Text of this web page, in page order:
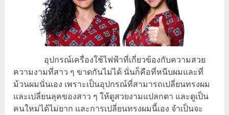
อุปกรณ์เครื่องใช้ไฟฟ้าที่เกี่ยวข้องกับความสวย
ความงามที่สาว ๆ ขาดกันไม่ได้ นั่นก็คือที่หนีบผมและที่
ม้วนผมนั่นเอง เพราะเป็นอุปกรณ์ที่สามารถเปลี่ยนทรงผม
และเปลี่ยนลุคของสาว ๆ ให้ดูสวยงามแปลกตา และดูเป็น
คนใหม่ได้ไม่ยาก และการเปลี่ยนทรงผมนี้เอง จำเป็นจะ